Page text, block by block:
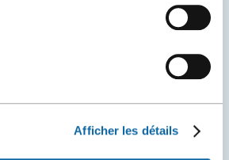
Afficher les détails
et événements du